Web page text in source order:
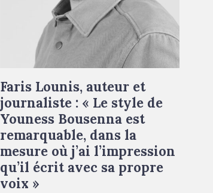
Faris Lounis, auteur et
journaliste : « Le style de
Youness Bousenna est
remarquable, dans la
mesure où j’ai l’impression
qu’il écrit avec sa propre
voix »